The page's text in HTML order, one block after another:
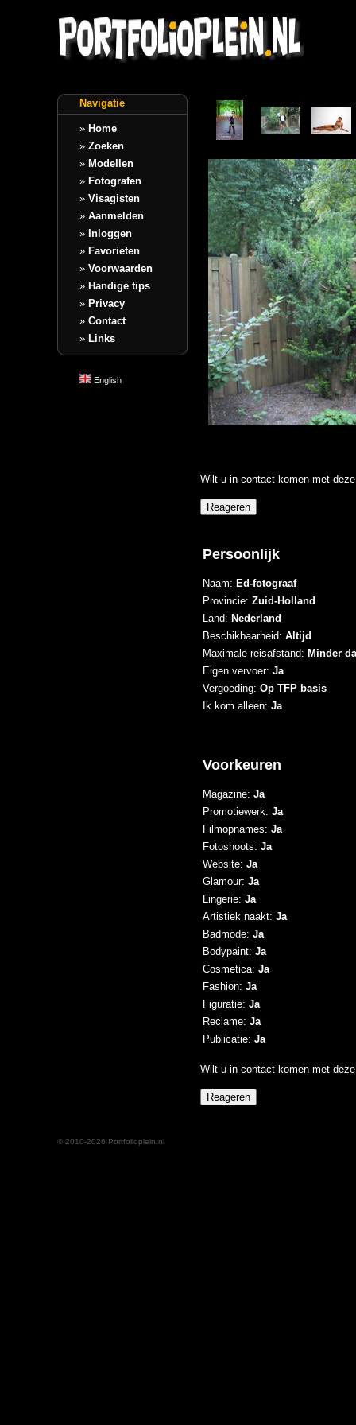
Navigatie
» Home
» Zoeken
» Modellen
» Fotografen
» Visagisten
» Aanmelden
» Inloggen
» Favorieten
» Voorwaarden
» Handige tips
» Privacy
» Contact
» Links
English
Wilt u in contact komen met
Persoonlijk
Naam: Ed-fotograaf
Provincie: Zuid-Holland
Land: Nederland
Beschikbaarheid: Altijd
Maximale reisafstand: Minder
Eigen vervoer: Ja
Vergoeding: Op TFP basis
Ik kom alleen: Ja
Voorkeuren
Magazine: Ja
Promotiewerk: Ja
Filmopnames: Ja
Fotoshoots: Ja
Website: Ja
Glamour: Ja
Lingerie: Ja
Artistiek naakt: Ja
Badmode: Ja
Bodypaint: Ja
Cosmetica: Ja
Fashion: Ja
Figuratie: Ja
Reclame: Ja
Publicatie: Ja
Wilt u in contact komen met
© 2010-2026 Portfolioplein.nl